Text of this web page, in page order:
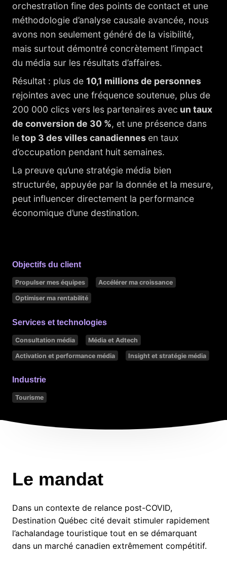
orchestration fine des points de contact et une
méthodologie d’analyse causale avancée, nous
avons non seulement généré de la visibilité,
mais surtout démontré concrètement l’impact
du média sur les résultats d’affaires.
Résultat : plus de 10,1 millions de personnes
rejointes avec une fréquence soutenue, plus de
200 000 clics vers les partenaires avec un taux
de conversion de 30 %, et une présence dans
letop 3 des villes canadiennes en taux
d’occupation pendant huit semaines.
La preuve qu’une stratégie média bien
structurée, appuyée par la donnée et la mesure,
peut influencer directement la performance
économique d’une destination.
Objectifs du client
Propulser mes équipes Accélérer ma croissance
Optimiser ma rentabilité
Services et technologies
Consultation média Média et Adtech
Activation et performance média Insight et stratégie média
Industrie
Tourisme
Le mandat
Dans un contexte de relance post-COVID,
Destination Québec cité devait stimuler rapidement
l’achalandage touristique tout en se démarquant
dans un marché canadien extrêmement compétitif.